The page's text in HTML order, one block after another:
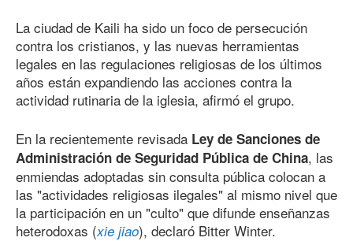
La ciudad de Kaili ha sido un foco de persecución
contra los cristianos, y las nuevas herramientas
legales en las regulaciones religiosas de los últimos
años están expandiendo las acciones contra la
actividad rutinaria de la iglesia, afirmó el grupo.
En la recientemente revisada Ley de Sanciones de
Administración de Seguridad Pública de China, las
enmiendas adoptadas sin consulta pública colocan a
las "actividades religiosas ilegales" al mismo nivel que
la participación en un "culto" que difunde enseñanzas
heterodoxas (xie jiao), declaró Bitter Winter.